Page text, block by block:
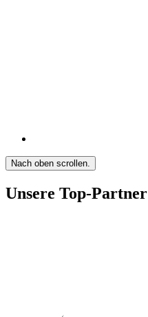
Nach oben scrollen.
Unsere Top-Partner